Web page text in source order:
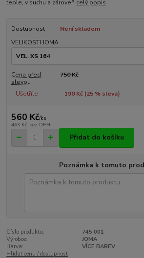
teple, v suchu a zároveň celý popis
Dostupnost
Není skladem
VELIKOSTI JOMA
Cena před
slevou
750 Kč
Ušetříte 190 Kč (25% sleva)
560 Kč/ks
463 Kč bez DPH
Přidat do košíku
Poznámka k tomuto
Číslo produktu:
745 001
Výrobce:
JOMA
Barva:
VÍCE BAREV
Hlídat cenu / dostupnost